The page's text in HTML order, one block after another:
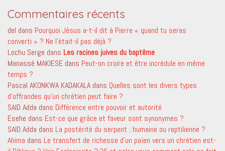
Commentaires récents
del dans Pourquoi Jésus a-t-il dit à Pierre « quand tu seras
converti » ? Ne l’était-il pas déjà ?
Lochu Serge dans Les racines juives du baptême
Manassé MAKIESE dans Peut-on croire et être incrédule en même
temps ?
Pascal AKONKWA KADAKALA dans Quelles sont les divers types
d’offrandes qu’un chrétien peut faire ?
SAID Adda dans Différence entre pouvoir et autorité
Esehe dans Est-ce que grâce et faveur sont synonymes ?
SAID Adda dans La postérité du serpent ; humaine ou reptilienne ?
Ahima dans Le transfert de richesse d’un païen vers un chrétien est-